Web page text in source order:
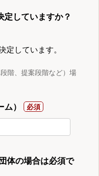
定していますか？
定しています。
階、提案段階など）場
）
体の場合は必須で